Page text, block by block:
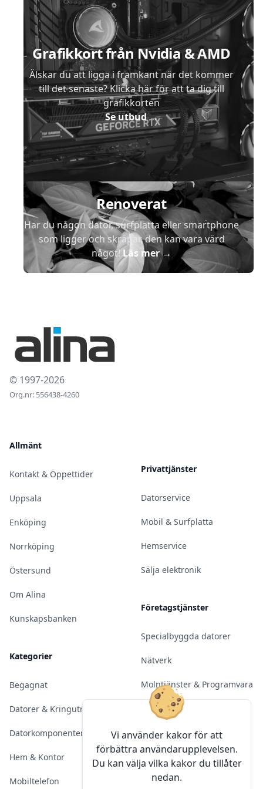
Vi använder kakor för att
förbättra användarupplevelsen.
Du kan välja vilka kakor du tillåter
nedan.
Grafikkort från Nvidia & AMD
Älskar du att ligga i framkant när det kommer
till det senaste? Klicka här för att ta dig till
grafikkorten
Se utbud→
Renoverat
Har du någon dator, surfplatta eller smartphone
som ligger och skräpar, den kan vara värd
något!Läs mer→
© 1997-2026
Org.nr: 556438-4260
Allmänt
Kontakt & Öppettider
Uppsala
Enköping
Norrköping
Östersund
Om Alina
Kunskapsbanken
Kategorier
Begagnat
Datorer & Kringutrustning
Datorkomponenter
Hem & Kontor
Mobiltelefon
Privattjänster
Datorservice
Mobil & Surfplatta
Hemservice
Sälja elektronik
Företagstjänster
Specialbyggda datorer
Nätverk
Molntjänster & Programvara
Server & Backup
Kameraövervakning
Konferens & Public Display
Sälja elektronik